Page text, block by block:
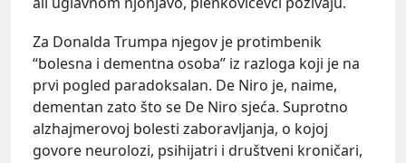
Za Donalda Trumpa njegov je protimbenik
“bolesna i dementna osoba” iz razloga koji je na
prvi pogled paradoksalan. De Niro je, naime,
dementan zato što se De Niro sjeća. Suprotno
alzhajmerovoj bolesti zaboravljanja, o kojoj
govore neurolozi, psihijatri i društveni kroničari,